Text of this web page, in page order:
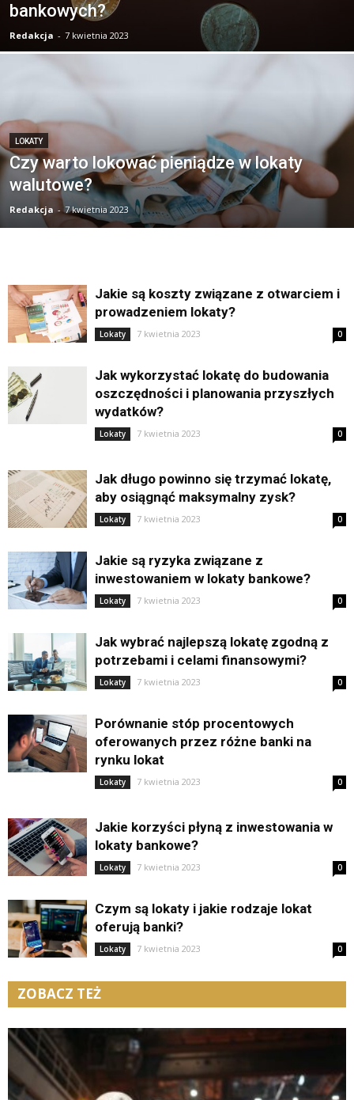
bankowych?
Redakcja - 7 kwietnia 2023
LOKATY
Czy warto lokować pieniądze w lokaty
walutowe?
Redakcja - 7 kwietnia 2023
Jakie są koszty związane z otwarciem i
prowadzeniem lokaty?
Lokaty 7 kwietnia 2023 0
Jak wykorzystać lokatę do budowania
oszczędności i planowania przyszłych
wydatków?
Lokaty 7 kwietnia 2023 0
Jak długo powinno się trzymać lokatę,
aby osiągnąć maksymalny zysk?
Lokaty 7 kwietnia 2023 0
Jakie są ryzyka związane z
inwestowaniem w lokaty bankowe?
Lokaty 7 kwietnia 2023 0
Jak wybrać najlepszą lokatę zgodną z
potrzebami i celami finansowymi?
Lokaty 7 kwietnia 2023 0
Porównanie stóp procentowych
oferowanych przez różne banki na
rynku lokat
Lokaty 7 kwietnia 2023 0
Jakie korzyści płyną z inwestowania w
lokaty bankowe?
Lokaty 7 kwietnia 2023 0
Czym są lokaty i jakie rodzaje lokat
oferują banki?
Lokaty 7 kwietnia 2023 0
ZOBACZ TEŻ